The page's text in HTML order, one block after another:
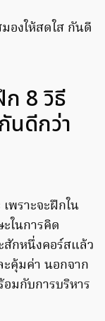
8 วิธี
นดีกว่า
พราะจะฝึกใน
ในการคิด
สักหนึ่งคอร์สแล้ว
คุ้มค่า นอกจาก
มกับการบริหาร